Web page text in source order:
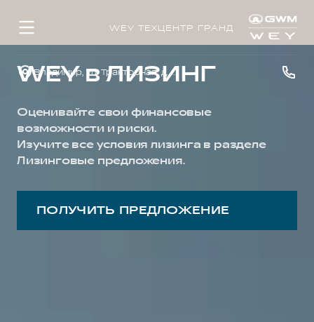
WEY ТЕХЦЕНТР ГРАНД
Владимир, ул. Тракторная, д. 33
WEY в ЛИЗИНГ
Оценивайте свои финансовые
возможности и риски.
Изучите все условия лизинга в разделе
Лизинговые предложения.
ПОЛУЧИТЬ ПРЕДЛОЖЕНИЕ